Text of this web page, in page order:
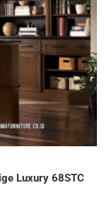
Luxury 68STC